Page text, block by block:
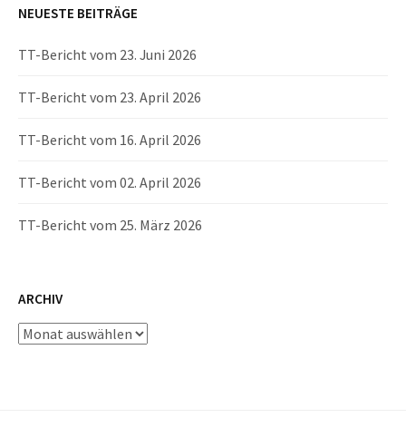
NEUESTE BEITRÄGE
TT-Bericht vom 23. Juni 2026
TT-Bericht vom 23. April 2026
TT-Bericht vom 16. April 2026
TT-Bericht vom 02. April 2026
TT-Bericht vom 25. März 2026
ARCHIV
Archiv